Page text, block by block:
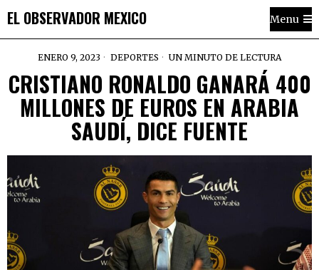
EL OBSERVADOR MEXICO Menu
ENERO 9, 2023 DEPORTES UN MINUTO DE LECTURA
CRISTIANO RONALDO GANARÁ 400
MILLONES DE EUROS EN ARABIA
SAUDÍ, DICE FUENTE